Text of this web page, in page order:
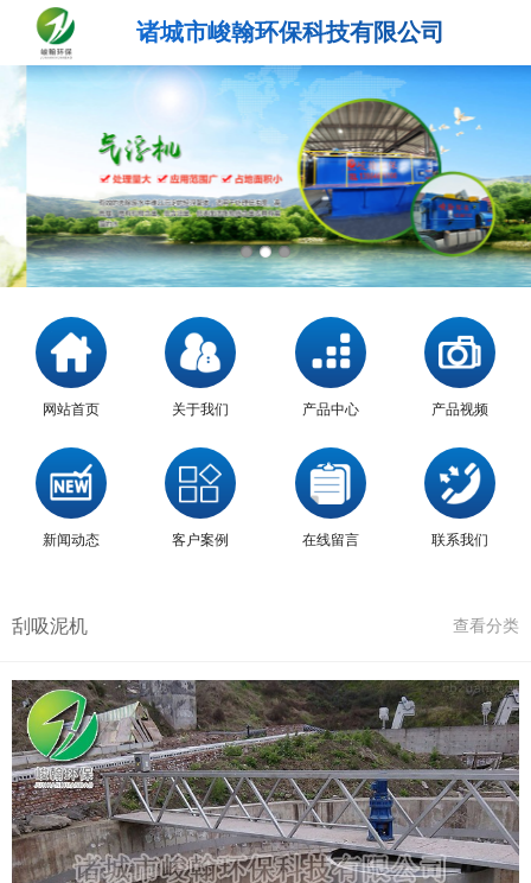
诸城市峻翰环保科技有限公司
网站首页 关于我们 产品中心 产品视频
新闻动态 客户案例 在线留言 联系我们
刮吸泥机 查看分类